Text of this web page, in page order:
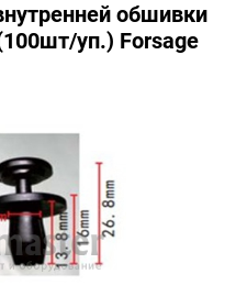
обшивки
уп.) Forsage